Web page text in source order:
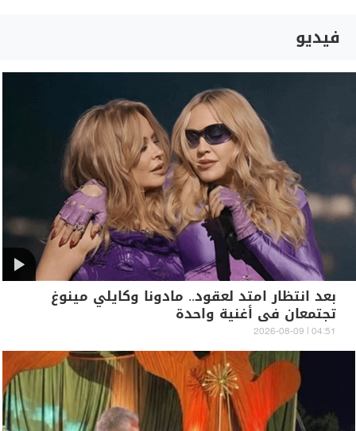
فيديو
بعد انتظار امتد لعقود.. مادونا وكايلي مينوغ
تجتمعان في أغنية واحدة
04:51 | 2026-08-09